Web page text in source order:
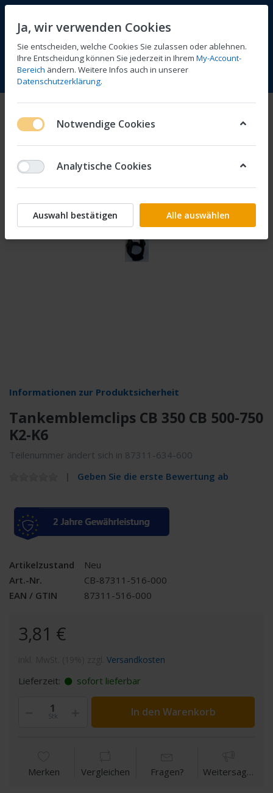
Menü Anmelden Vergleichen Wunschliste
Informationen zur Produktsicherheit
Tankemblemclips CB 350 CB 500-750
K2-K6
Teilenummer ändert sich in 87311-634-600
Geben Sie die erste Bewertung ab
Artikelzustand
Neu
Art.-Nr.
CB-87311-516-000
EAN / GTIN
87311-516-000
3,81 €
Versandkosten
Lieferzeit: sofort lieferbar
Stk In den Warenkorb
Merken Vergleichen Fragen? Weitersagen
Ja, wir verwenden Cookies
Sie entscheiden, welche Cookies Sie zulassen oder ablehnen.
Ihre Entscheidung können Sie jederzeit in Ihrem My-Account-
Bereich ändern. Weitere Infos auch in unserer
Datenschutzerklärung.
Notwendige Cookies
Analytische Cookies
Auswahl bestätigen Alle auswählen